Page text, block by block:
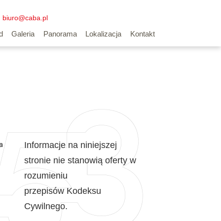
biuro@caba.pl
Kontakt
Lokalizacja
Panorama
Galeria
Informacje na niniejszej
stronie nie stanowią oferty w
rozumieniu
przepisów Kodeksu
Cywilnego.